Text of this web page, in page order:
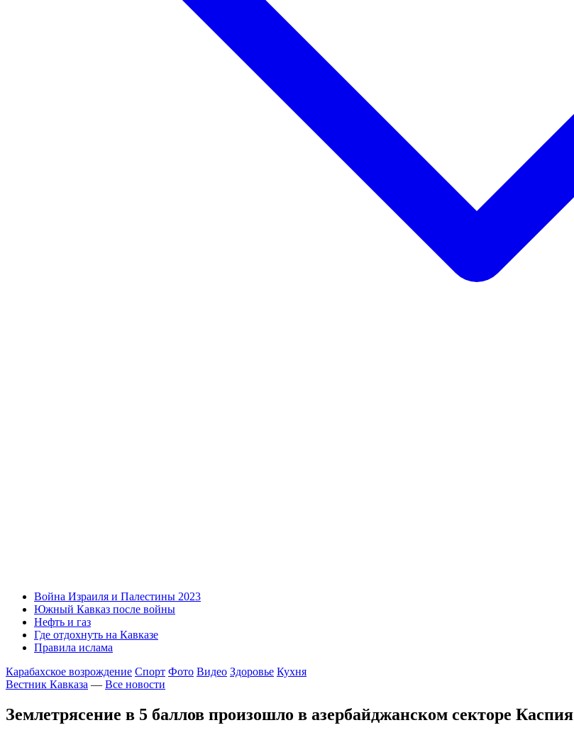
Война Израиля и Палестины 2023
Южный Кавказ после войны
Нефть и газ
Где отдохнуть на Кавказе
Правила ислама
Карабахское возрождение Спорт Фото Видео Здоровье Кухня
Вестник Кавказа — Все новости
Землетрясение в 5 баллов произошло в азербайджанском секторе Каспия